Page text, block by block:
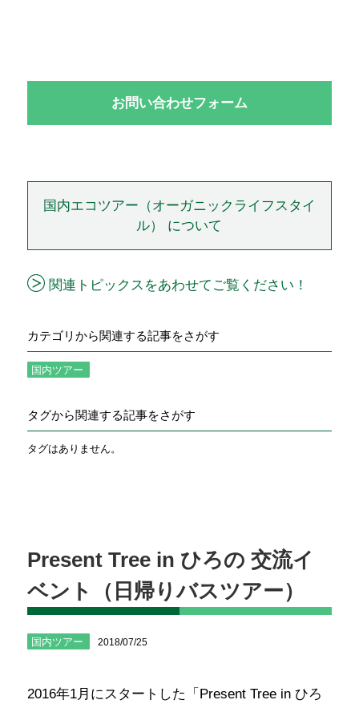
お問い合わせフォーム
国内エコツアー（オーガニックライフスタイ
ル） について
関連トピックスをあわせてご覧ください！
カテゴリから関連する記事をさがす
国内ツアー
タグから関連する記事をさがす
タグはありません。
Present Tree in ひろの 交流イ
ベント（日帰りバスツアー）
国内ツアー 2018/07/25
2016年1月にスタートした「Present Tree in ひろ